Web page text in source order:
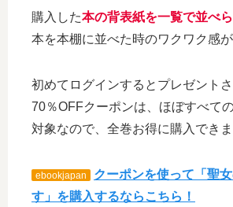
購入した本の背表紙を一覧で並べ
本を本棚に並べた時のワクワク感が
初めてログインするとプレゼント
70％OFFクーポンは、ほぼすべて
対象なので、全巻お得に購入できま
ebookjapan
クーポンを使って「聖
す」を購入するならこちら！